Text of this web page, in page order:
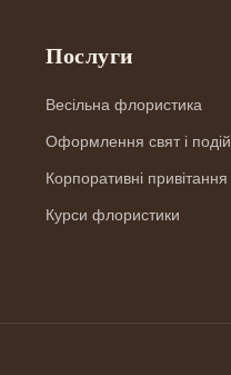
Послуги
Весільна флористика
Оформлення свят і подій
Корпоративні привітання
Курси флористики